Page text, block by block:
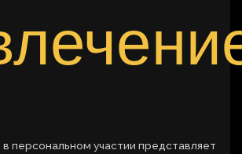
персональном участии представляет